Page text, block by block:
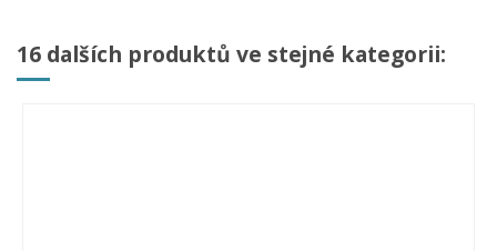
16 dalších produktů ve stejné kategorii: